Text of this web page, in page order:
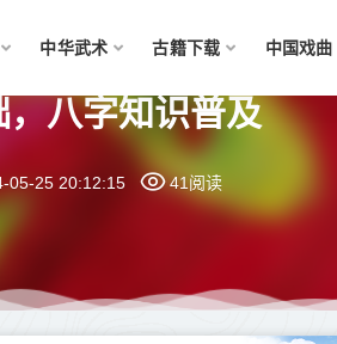
中华武术 古籍下载 中国戏曲
八字知识普及
05-25 20:12:15 41阅读